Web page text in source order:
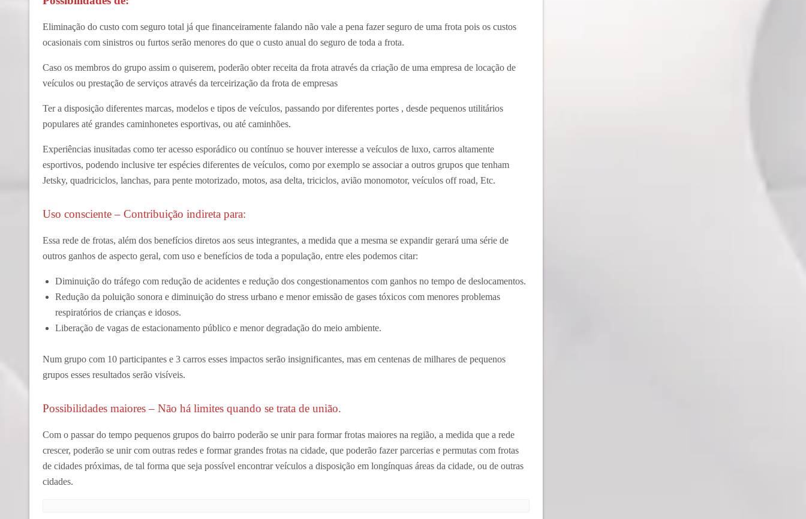
Eliminação do custo com seguro total já que financeiramente falando não vale a pena fazer seguro de uma frota pois os custos
ocasionais com sinistros ou furtos serão menores do que o custo anual do seguro de toda a frota.
Caso os membros do grupo assim o quiserem, poderão obter receita da frota através da criação de uma empresa de locação de
veículos ou prestação de serviços através da terceirização da frota de empresas
Ter a disposição diferentes marcas, modelos e tipos de veículos, passando por diferentes portes , desde pequenos utilitários
populares até grandes caminhonetes esportivas, ou até caminhões.
Experiências inusitadas como ter acesso esporádico ou contínuo se houver interesse a veículos de luxo, carros altamente
esportivos, podendo inclusive ter espécies diferentes de veículos, como por exemplo se associar a outros grupos que tenham
Jetsky, quadriciclos, lanchas, para pente motorizado, motos, asa delta, triciclos, avião monomotor, veículos off road, Etc.
Uso consciente – Contribuição indireta para:
Essa rede de frotas, além dos benefícios diretos aos seus integrantes, a medida que a mesma se expandir gerará uma série de
outros ganhos de aspecto geral, com uso e benefícios de toda a população, entre eles podemos citar:
Diminuição do tráfego com redução de acidentes e redução dos congestionamentos com ganhos no tempo de deslocamentos.
Redução da poluição sonora e diminuição do stress urbano e menor emissão de gases tóxicos com menores problemas
respiratórios de crianças e idosos.
Liberação de vagas de estacionamento público e menor degradação do meio ambiente.
Num grupo com 10 participantes e 3 carros esses impactos serão insignificantes, mas em centenas de milhares de pequenos
grupos esses resultados serão visíveis.
Possibilidades maiores – Não há limites quando se trata de união.
Com o passar do tempo pequenos grupos do bairro poderão se unir para formar frotas maiores na região, a medida que a rede
crescer, poderão se unir com outras redes e formar grandes frotas na cidade, que poderão fazer parcerias e permutas com frotas
de cidades próximas, de tal forma que seja possível encontrar veículos a disposição em longínquas áreas da cidade, ou de outras
cidades.